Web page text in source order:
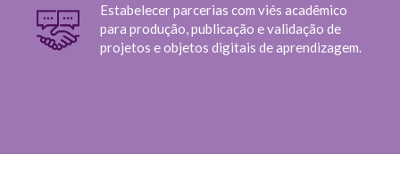
Estabelecer parcerias com viés acadêmico
para produção, publicação e validação de
projetos e objetos digitais de aprendizagem.